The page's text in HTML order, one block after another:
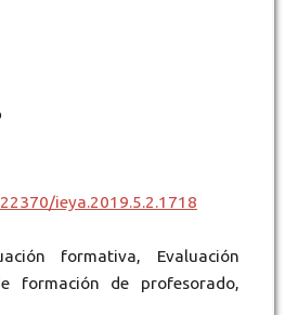
ieya.2019.5.2.1718
formativa, Evaluación
formación de profesorado,